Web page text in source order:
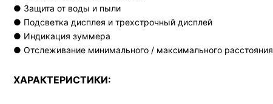
● Защита от воды и пыли
● Подсветка дисплея и трехстрочный дисплей
● Индикация зуммера
● Отслеживание минимального / максимального расстояния
ХАРАКТЕРИСТИКИ: